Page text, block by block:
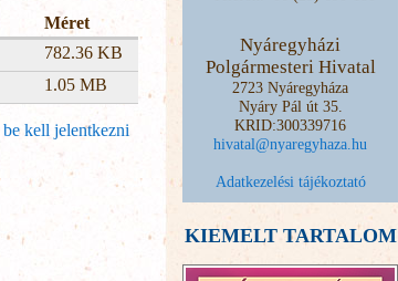
Méret
782.36 KB
1.05 MB
be kell jelentkezni
Nyáregyházi
Polgármesteri Hivatal
2723 Nyáregyháza
Nyáry Pál út 35.
KRID:300339716
hivatal@nyaregyhaza.hu
Adatkezelési tájékoztató
KIEMELT TARTALOM